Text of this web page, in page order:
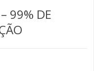
99% DE